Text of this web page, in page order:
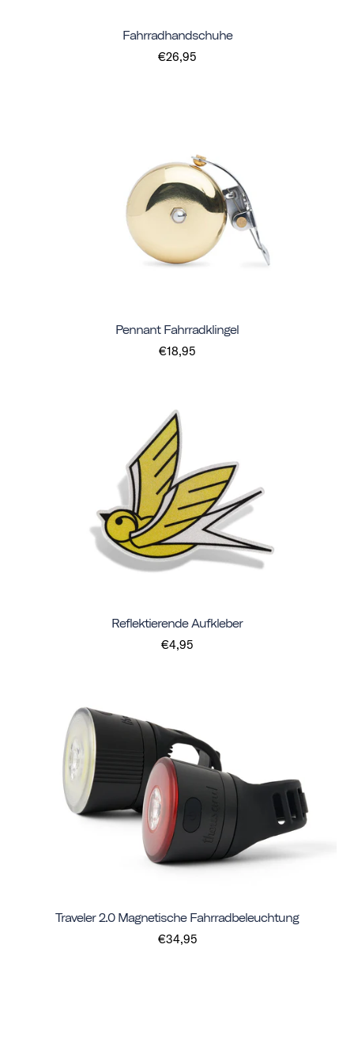
Fahrradhandschuhe
€26,95
Pennant Fahrradklingel
€18,95
Reflektierende Aufkleber
€4,95
Traveler 2.0 Magnetische Fahrradbeleuchtung
€34,95